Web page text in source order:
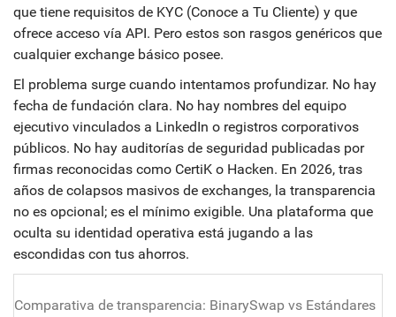
que tiene requisitos de KYC (Conoce a Tu Cliente) y que
ofrece acceso vía API. Pero estos son rasgos genéricos que
cualquier exchange básico posee.
El problema surge cuando intentamos profundizar. No hay
fecha de fundación clara. No hay nombres del equipo
ejecutivo vinculados a LinkedIn o registros corporativos
públicos. No hay auditorías de seguridad publicadas por
firmas reconocidas como CertiK o Hacken. En 2026, tras
años de colapsos masivos de exchanges, la transparencia
no es opcional; es el mínimo exigible. Una plataforma que
oculta su identidad operativa está jugando a las
escondidas con tus ahorros.
Comparativa de transparencia: BinarySwap vs Estándares